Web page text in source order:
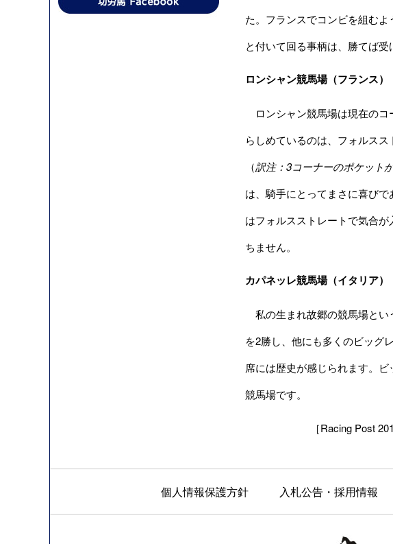
た。フランスでコンビを組む
と付いて回る事柄は、勝てば受
ロンシャン競馬場（フランス）
ロンシャン競馬場は現在のコ
らしめているのは、フォルス
（訳注：3コーナーのポケット
は、騎手にとってまさに喜び
はフォルスストレートで気合
ちません。
カパネッレ競馬場（イタリア）
私の生まれ故郷の競馬場とい
を2勝し、他にも多くのビッグ
席には歴史が感じられます。
競馬場です。
［Racing Post
個人情報保護方針 入札公告・採用情報